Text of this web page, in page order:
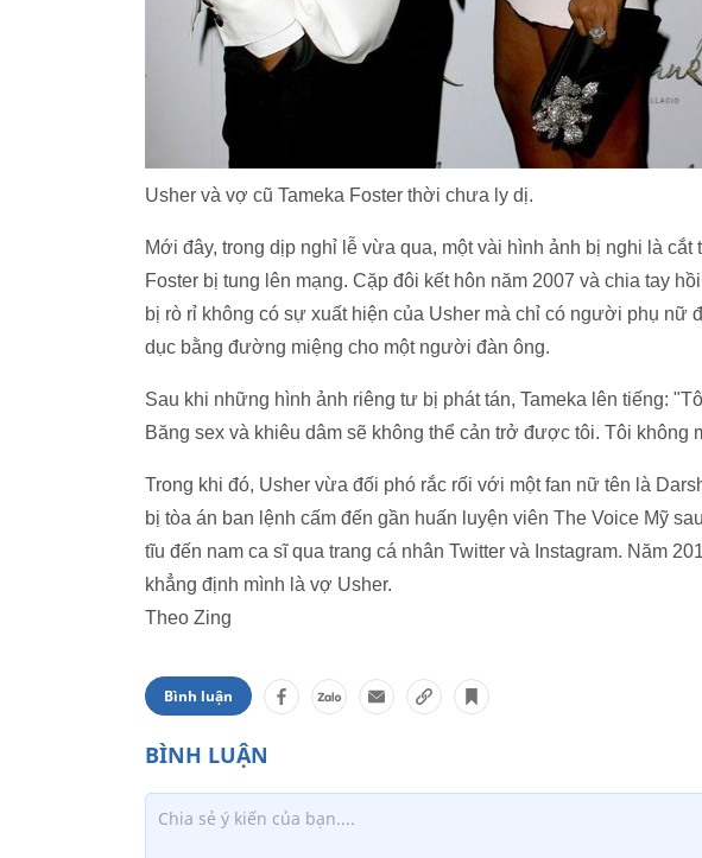
Usher và vợ cũ Tameka Foster thời chưa ly dị.
Mới đây, trong dịp nghỉ lễ vừa qua, một vài hình ảnh bị nghi là
Foster bị tung lên mạng. Cặp đôi kết hôn năm 2007 và chia tay
bị rò rỉ không có sự xuất hiện của Usher mà chỉ có người phụ nữ
dục bằng đường miệng cho một người đàn ông.
Sau khi những hình ảnh riêng tư bị phát tán, Tameka lên tiếng:
Băng sex và khiêu dâm sẽ không thể cản trở được tôi. Tôi không
Trong khi đó, Usher vừa đối phó rắc rối với một fan nữ tên là
bị tòa án ban lệnh cấm đến gần huấn luyện viên The Voice Mỹ
tĩu đến nam ca sĩ qua trang cá nhân Twitter và Instagram. Năm
khẳng định mình là vợ Usher.
Theo Zing
Bình luận